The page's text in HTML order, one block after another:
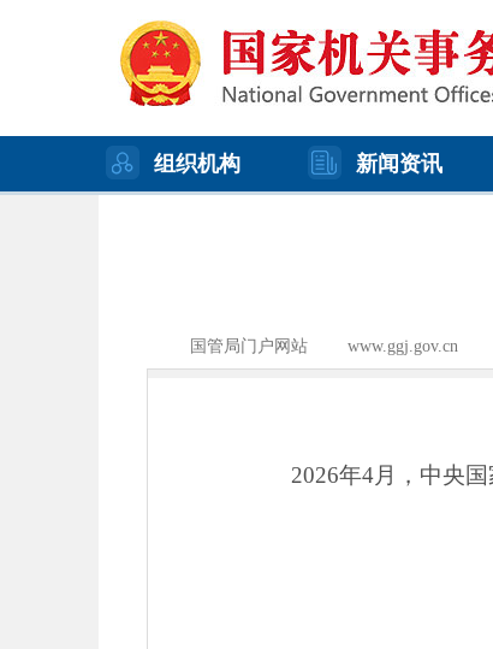
组织机构 新闻资讯
国管局门户网站 www.ggj.gov.cn
2026年4月，中央国